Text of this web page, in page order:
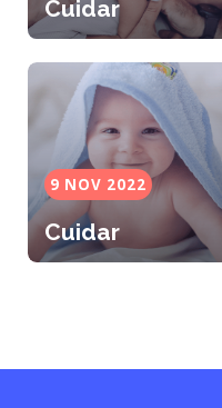
Cuidar
9 NOV 2022
Cuidar